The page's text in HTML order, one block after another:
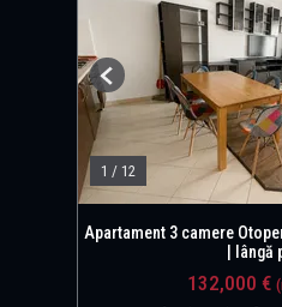
1 / 12
Previous
Apartament 3 camere
| lângă
132,000 €